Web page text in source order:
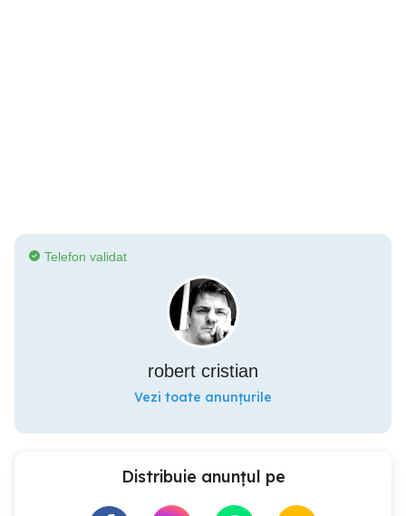
Telefon validat
robert cristian
Vezi toate anunțurile
Distribuie anunțul pe